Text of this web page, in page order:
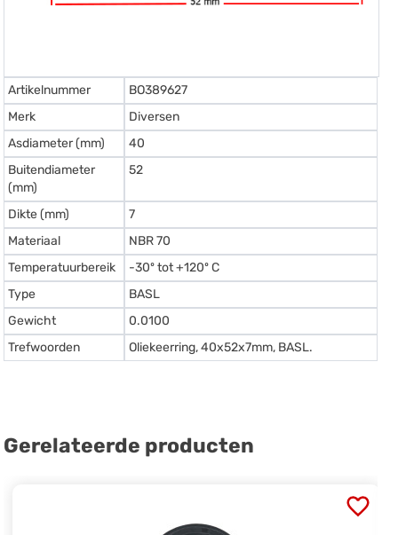
Artikelnummer
BO389627
Merk
Diversen
Asdiameter (mm)
40
Buitendiameter
(mm)
52
Dikte (mm)
7
Materiaal
NBR 70
Temperatuurbereik
-30º tot +120º C
Type
BASL
Gewicht
0.0100
Trefwoorden
Oliekeerring, 40x52x7mm, BASL.
Gerelateerde producten